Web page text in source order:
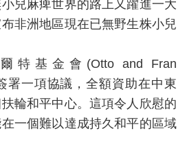
兒麻痺世界的路上又躍進一大
非洲地區現在已無野生株小兒
特基金會(Otto and Fran
署一項協議，全額資助在中東
輪和平中心。這項令人欣慰的
一個難以達成持久和平的區域